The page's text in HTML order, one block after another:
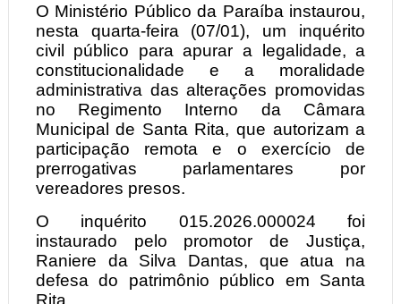
O Ministério Público da Paraíba instaurou,
nesta quarta-feira (07/01), um inquérito
civil público para apurar a legalidade, a
constitucionalidade e a moralidade
administrativa das alterações promovidas
no Regimento Interno da Câmara
Municipal de Santa Rita, que autorizam a
participação remota e o exercício de
prerrogativas parlamentares por
vereadores presos.
O inquérito 015.2026.000024 foi
instaurado pelo promotor de Justiça,
Raniere da Silva Dantas, que atua na
defesa do patrimônio público em Santa
Rita.